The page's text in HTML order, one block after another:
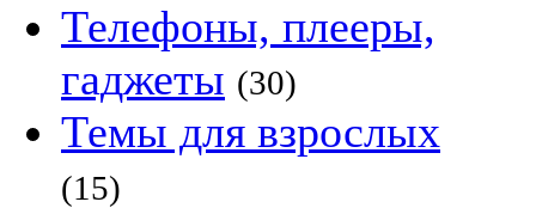
Телефоны, плееры,
гаджеты (30)
Темы для взрослых
(15)